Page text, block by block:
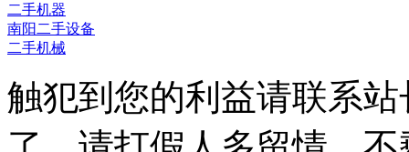
二手机器
南阳二手设备
二手机械
触犯到您的利益请联系